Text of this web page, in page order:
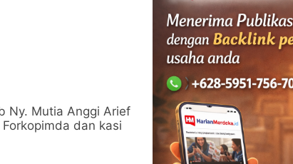
Ny. Mutia Anggi Arief
dan kasi